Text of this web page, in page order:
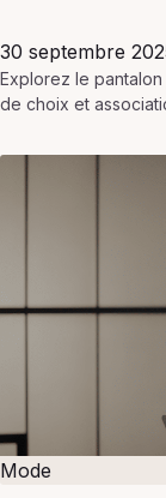
30 septembre
Explorez le
de choix et
Mode